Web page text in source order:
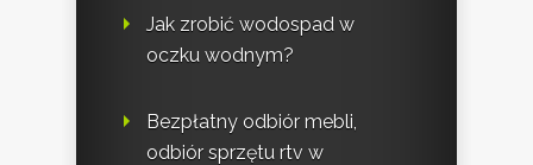
Jak zrobić wodospad w
oczku wodnym?
Bezpłatny odbiór mebli,
odbiór sprzętu rtv w